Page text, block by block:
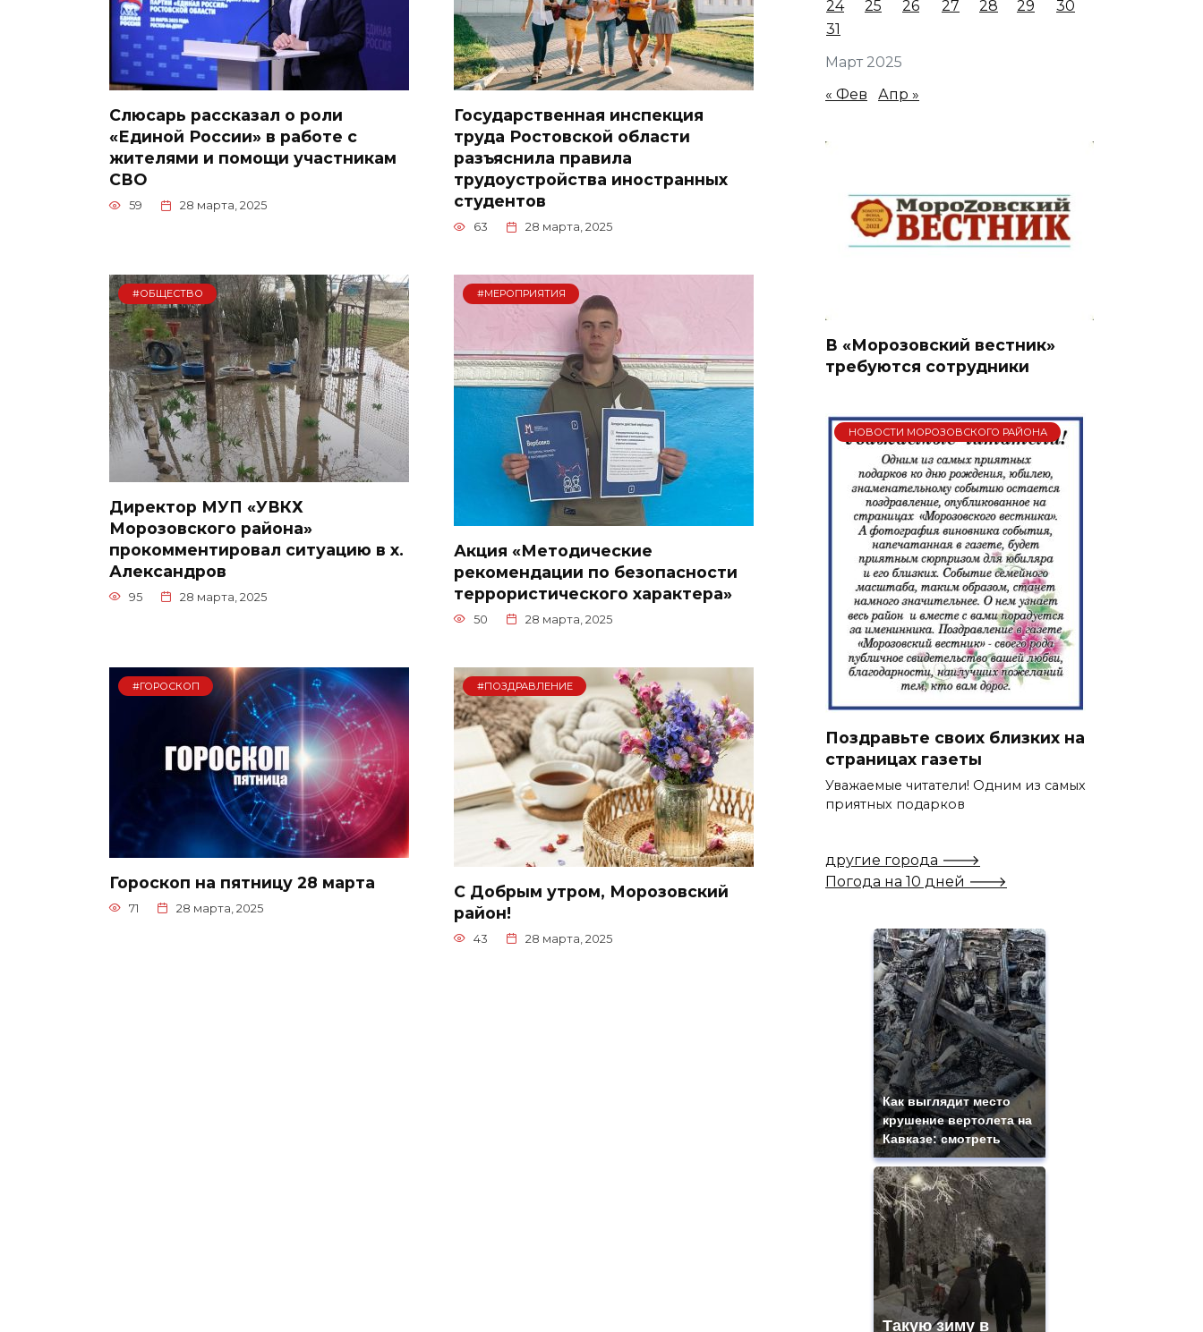
Слюсарь рассказал о роли
«Единой России» в работе с
жителями и помощи участникам
СВО
59 28 марта, 2025
Государственная инспекция
труда Ростовской области
разъяснила правила
трудоустройства иностранных
студентов
63 28 марта, 2025
#ОБЩЕСТВО
Директор МУП «УВКХ
Морозовского района»
прокомментировал ситуацию в х.
Александров
95 28 марта, 2025
#МЕРОПРИЯТИЯ
Акция «Методические
рекомендации по безопасности
террористического характера»
50 28 марта, 2025
#ГОРОСКОП
Гороскоп на пятницу 28 марта
71 28 марта, 2025
#ПОЗДРАВЛЕНИЕ
С Добрым утром, Морозовский
район!
43 28 марта, 2025
Март 2025
24
25 26 27 28 29
30
31
« Фев Апр »
В «Морозовский вестник»
требуются сотрудники
НОВОСТИ МОРОЗОВСКОГО РАЙОНА
Поздравьте своих близких на
страницах газеты
Уважаемые читатели! Одним из самых
приятных подарков
другие города 🡒
Погода на 10 дней 🡒
Как выглядит место
крушение вертолета на
Кавказе: смотреть
Такую зиму в